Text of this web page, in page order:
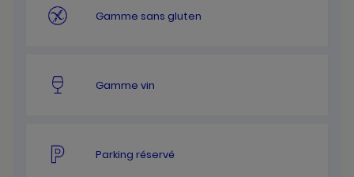
Gamme sans gluten
Gamme vin
Parking réservé